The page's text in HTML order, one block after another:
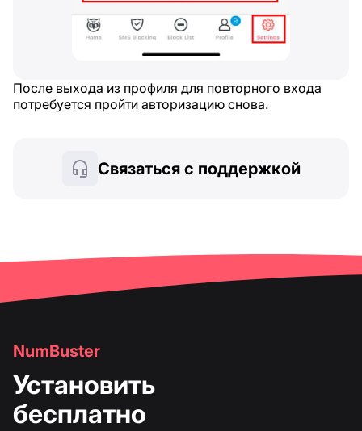
После выхода из профиля для повторного входа
потребуется пройти авторизацию снова.
Связаться с поддержкой
NumBuster
Установить
бесплатно